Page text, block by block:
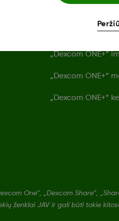
Dexcom ONE+
„Dexcom ONE+“
„Dexcom ONE+“
„Dexcom ONE+“
One“, „Dexcom Share“,
ženklai JAV ir gali būti tokie